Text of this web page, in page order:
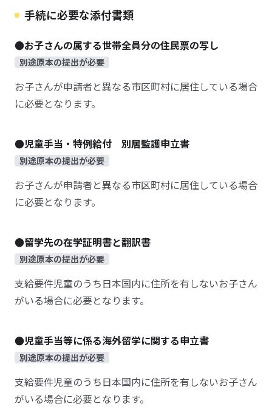
手続に必要な添付書類
●お子さんの属する世帯全員分の住民票の写し
別途原本の提出が必要
お子さんが申請者と異なる市区町村に居住している場合
に必要となります。
●児童手当・特例給付 別居監護申立書
別途原本の提出が必要
お子さんが申請者と異なる市区町村に居住している場合
に必要となります。
●留学先の在学証明書と翻訳書
別途原本の提出が必要
支給要件児童のうち日本国内に住所を有しないお子さん
がいる場合に必要となります。
●児童手当等に係る海外留学に関する申立書
別途原本の提出が必要
支給要件児童のうち日本国内に住所を有しないお子さん
がいる場合に必要となります。